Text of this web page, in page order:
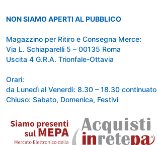
NON SIAMO APERTI AL PUBBLICO
Magazzino per Ritiro e Consegna Merce:
Via L. Schiaparelli 5 – 00135 Roma
Uscita 4 G.R.A. Trionfale-Ottavia
Orari:
da Lunedì al Venerdì: 8.30 – 18.30 continuato
Chiuso: Sabato, Domenica, Festivi